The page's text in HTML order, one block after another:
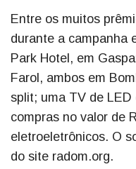
Entre os muitos
durante a campanha
Park Hotel, em
Farol, ambos em
split; uma TV de
compras no valor de
eletroeletrônicos. O
do site radom.org.